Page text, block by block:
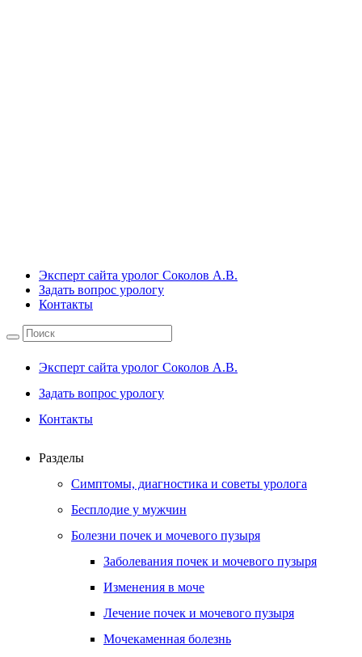
Эксперт сайта уролог Соколов А.В.
Задать вопрос урологу
Контакты
Эксперт сайта уролог Соколов А.В.
Задать вопрос урологу
Контакты
Разделы
Симптомы, диагностика и советы уролога
Бесплодие у мужчин
Болезни почек и мочевого пузыря
Заболевания почек и мочевого пузыря
Изменения в моче
Лечение почек и мочевого пузыря
Мочекаменная болезнь